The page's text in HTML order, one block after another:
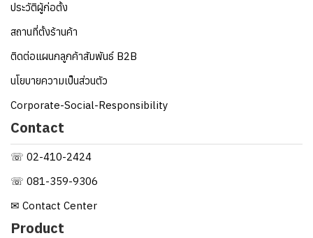
ประวัติผู้ก่อตั้ง
สถานที่ตั้งร้านค้า
ติดต่อแผนกลูกค้าสัมพันธ์ B2B
นโยบายความเป็นส่วนตัว
Corporate-Social-Responsibility
Contact
☏ 02-410-2424
☏ 081-359-9306
✉ Contact Center
Product